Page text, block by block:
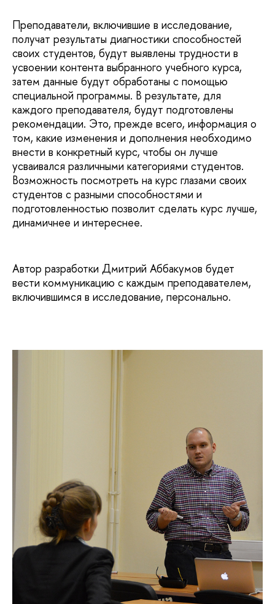
Преподаватели, включившие в исследование,
получат результаты диагностики способностей
своих студентов, будут выявлены трудности в
усвоении контента выбранного учебного курса,
затем данные будут обработаны с помощью
специальной программы. В результате, для
каждого преподавателя, будут подготовлены
рекомендации. Это, прежде всего, информация о
том, какие изменения и дополнения необходимо
внести в конкретный курс, чтобы он лучше
усваивался различными категориями студентов.
Возможность посмотреть на курс глазами своих
студентов с разными способностями и
подготовленностью позволит сделать курс лучше,
динамичнее и интереснее.
Автор разработки Дмитрий Аббакумов будет
вести коммуникацию с каждым преподавателем,
включившимся в исследование, персонально.